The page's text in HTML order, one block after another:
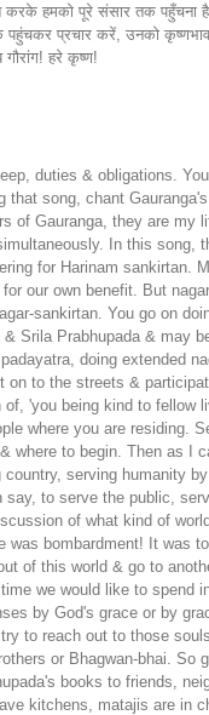
हमको पूरे संसार तक पहुँचना
प्रचार करें, उनको
हरे कृष्ण!
duties & obligations.
song, chant
of Gauranga, they are my
In this song,
for Harinam sankirtan.
our own benefit. But
sankirtan. You go on
Srila Prabhupada & may
doing extended
to the streets &
'you being kind to fellow
where you are residing.
to begin. Then as I
serving humanity
to serve the public,
of what kind of
bombardment! It was
of this world & go to
we would like to spend
by God's grace or by
to reach out to those
or Bhagwan-bhai. So
books to friends,
kitchens, matajis are in